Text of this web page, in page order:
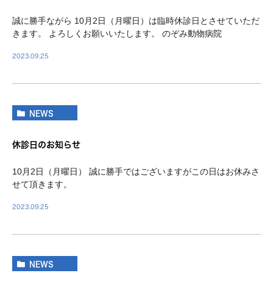
誠に勝手ながら 10月2日（月曜日）は臨時休診日とさせていただ
きます。 よろしくお願いいたします。 のぞみ動物病院
2023.09.25
NEWS
休診日のお知らせ
10月2日（月曜日） 誠に勝手ではございますがこの日はお休みさ
せて頂きます。
2023.09.25
NEWS